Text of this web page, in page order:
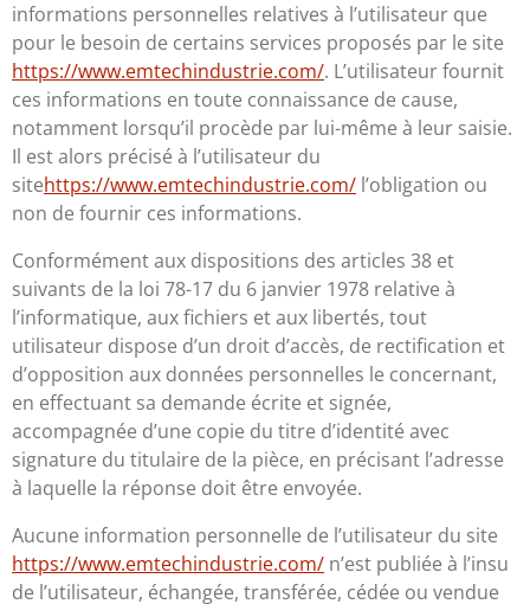
informations personnelles relatives à l’utilisateur que
pour le besoin de certains services proposés par le site
https://www.emtechindustrie.com/. L’utilisateur fournit
ces informations en toute connaissance de cause,
notamment lorsqu’il procède par lui-même à leur saisie.
Il est alors précisé à l’utilisateur du
sitehttps://www.emtechindustrie.com/ l’obligation ou
non de fournir ces informations.
Conformément aux dispositions des articles 38 et
suivants de la loi 78-17 du 6 janvier 1978 relative à
l’informatique, aux fichiers et aux libertés, tout
utilisateur dispose d’un droit d’accès, de rectification et
d’opposition aux données personnelles le concernant,
en effectuant sa demande écrite et signée,
accompagnée d’une copie du titre d’identité avec
signature du titulaire de la pièce, en précisant l’adresse
à laquelle la réponse doit être envoyée.
Aucune information personnelle de l’utilisateur du site
https://www.emtechindustrie.com/ n’est publiée à l’insu
de l’utilisateur, échangée, transférée, cédée ou vendue